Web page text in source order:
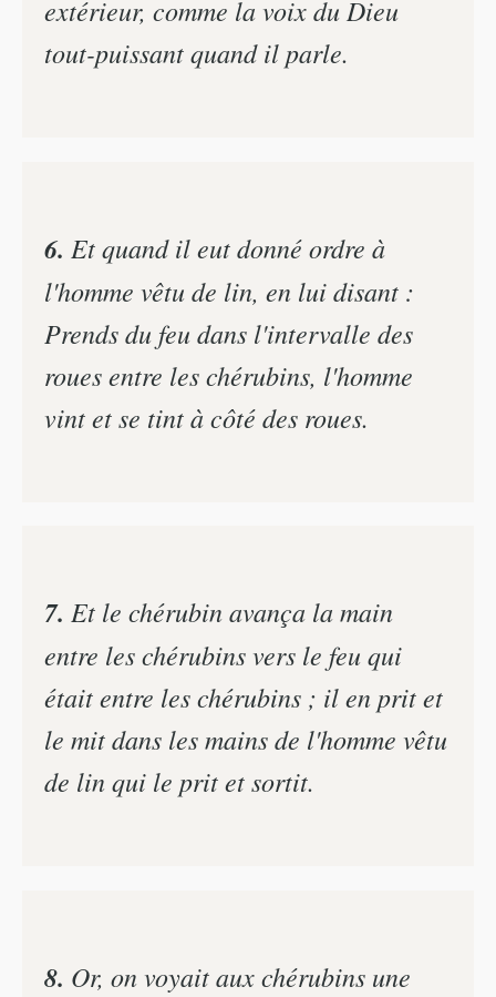
extérieur, comme la voix du Dieu
tout-puissant quand il parle.
6. Et quand il eut donné ordre à
l'homme vêtu de lin, en lui disant :
Prends du feu dans l'intervalle des
roues entre les chérubins, l'homme
vint et se tint à côté des roues.
7. Et le chérubin avança la main
entre les chérubins vers le feu qui
était entre les chérubins ; il en prit et
le mit dans les mains de l'homme vêtu
de lin qui le prit et sortit.
8. Or, on voyait aux chérubins une